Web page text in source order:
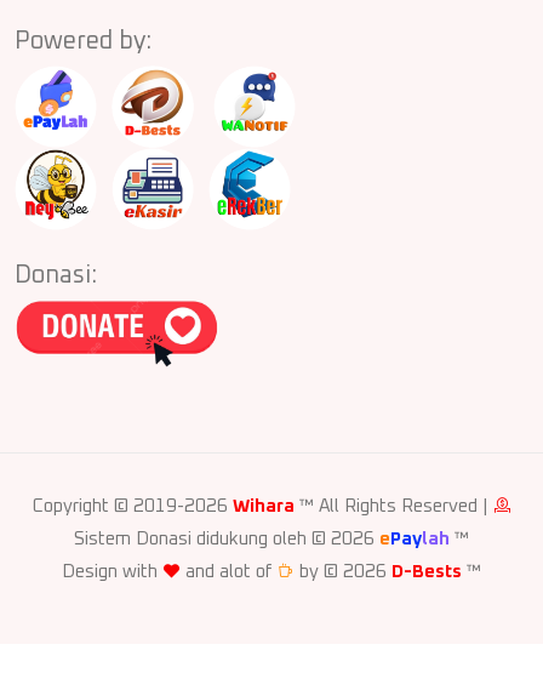
Powered by:
Donasi:
Copyright © 2019-2026 Wihara ™ All Rights Reserved |
Sistem Donasi didukung oleh © 2026 ePaylah ™
Design with
and alot of by © 2026 D-Bests ™